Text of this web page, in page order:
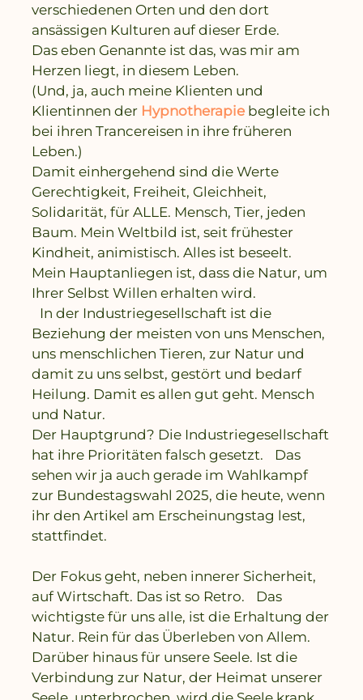
verschiedenen Orten und den dort
ansässigen Kulturen auf dieser Erde.
Das eben Genannte ist das, was mir am
Herzen liegt, in diesem Leben.
(Und, ja, auch meine Klienten und
Klientinnen der Hypnotherapie begleite ich
bei ihren Trancereisen in ihre früheren
Leben.)
Damit einhergehend sind die Werte
Gerechtigkeit, Freiheit, Gleichheit,
Solidarität, für ALLE. Mensch, Tier, jeden
Baum. Mein Weltbild ist, seit frühester
Kindheit, animistisch. Alles ist beseelt.
Mein Hauptanliegen ist, dass die Natur, um
Ihrer Selbst Willen erhalten wird.
In der Industriegesellschaft ist die
Beziehung der meisten von uns Menschen,
uns menschlichen Tieren, zur Natur und
damit zu uns selbst, gestört und bedarf
Heilung. Damit es allen gut geht. Mensch
und Natur.
Der Hauptgrund? Die Industriegesellschaft
hat ihre Prioritäten falsch gesetzt. Das
sehen wir ja auch gerade im Wahlkampf
zur Bundestagswahl 2025, die heute, wenn
ihr den Artikel am Erscheinungstag lest,
stattfindet.
Der Fokus geht, neben innerer Sicherheit,
auf Wirtschaft. Das ist so Retro. Das
wichtigste für uns alle, ist die Erhaltung der
Natur. Rein für das Überleben von Allem.
Darüber hinaus für unsere Seele. Ist die
Verbindung zur Natur, der Heimat unserer